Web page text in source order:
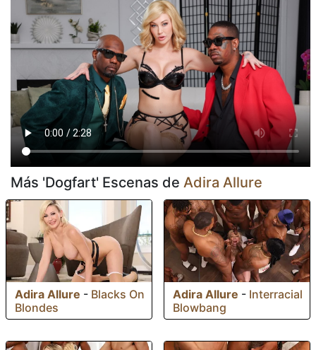
Más 'Dogfart' Escenas de Adira Allure
Adira Allure - Blacks On
Blondes
Adira Allure - Interracial
Blowbang